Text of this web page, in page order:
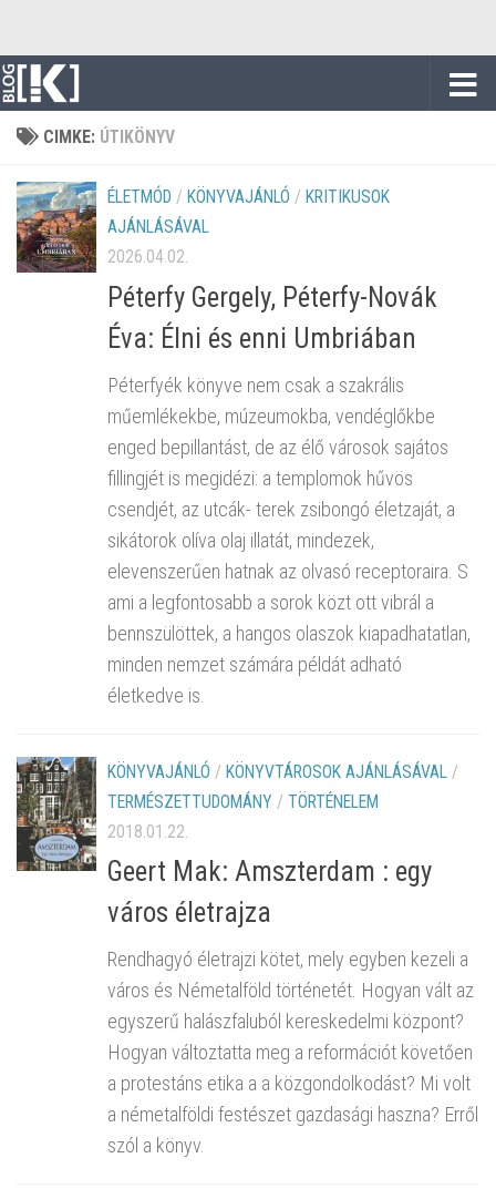
CIMKE: ÚTIKÖNYV
ÉLETMÓD / KÖNYVAJÁNLÓ / KRITIKUSOK
AJÁNLÁSÁVAL
2026.04.02.
Péterfy Gergely, Péterfy-Novák
Éva: Élni és enni Umbriában
Péterfyék könyve nem csak a szakrális
műemlékekbe, múzeumokba, vendéglőkbe
enged bepillantást, de az élő városok sajátos
fillingjét is megidézi: a templomok hűvös
csendjét, az utcák- terek zsibongó életzaját, a
sikátorok olíva olaj illatát, mindezek,
elevenszerűen hatnak az olvasó receptoraira. S
ami a legfontosabb a sorok közt ott vibrál a
bennszülöttek, a hangos olaszok kiapadhatatlan,
minden nemzet számára példát adható
életkedve is.
KÖNYVAJÁNLÓ / KÖNYVTÁROSOK AJÁNLÁSÁVAL /
TERMÉSZETTUDOMÁNY / TÖRTÉNELEM
2018.01.22.
Geert Mak: Amszterdam : egy
város életrajza
Rendhagyó életrajzi kötet, mely egyben kezeli a
város és Németalföld történetét. Hogyan vált az
egyszerű halászfaluból kereskedelmi központ?
Hogyan változtatta meg a reformációt követően
a protestáns etika a a közgondolkodást? Mi volt
a németalföldi festészet gazdasági haszna? Erről
szól a könyv.